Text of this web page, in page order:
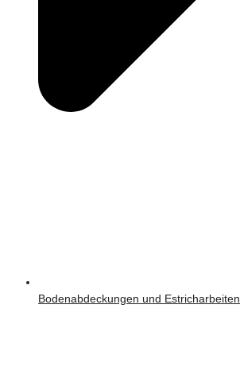
Bodenabdeckungen und Estricharbeiten